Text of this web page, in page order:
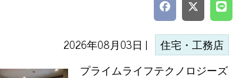
2026年08月03日 | 住宅・工務店
プライムライフテクノロジーズ